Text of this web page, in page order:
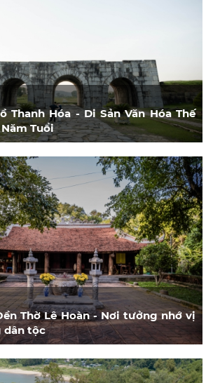
Thanh Hóa - Di Sản Văn Hóa Thế
Tuổi
Thờ Lê Hoàn - Nơi tưởng nhớ vị
dân tộc